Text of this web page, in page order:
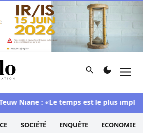
site d'information et d'investigation
Rechercher
Niane : «Le temps est le plus
SOCIÉTÉ ENQUÊTE ECONOMIE